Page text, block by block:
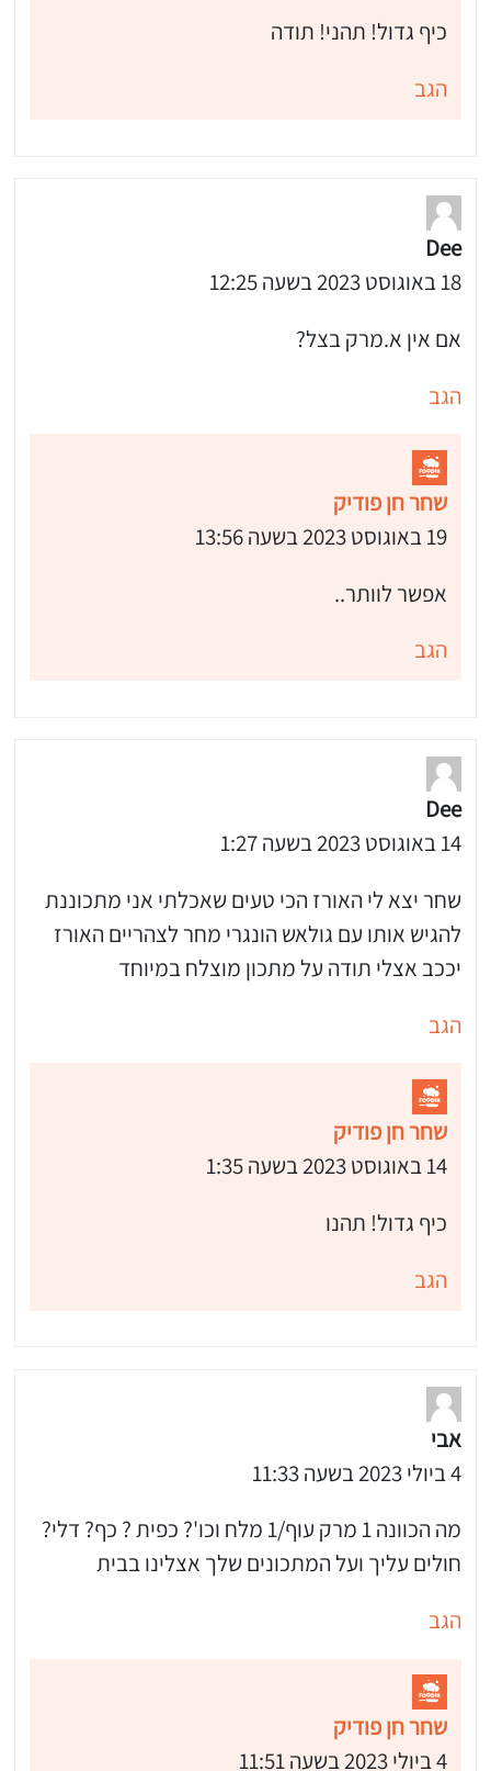
כיף גדול! תהני! תודה
הגב
Dee
18 באוגוסט 2023 בשעה 12:25
אם אין א.מרק בצל?
הגב
שחר חן פודיק
19 באוגוסט 2023 בשעה 13:56
אפשר לוותר..
הגב
Dee
14 באוגוסט 2023 בשעה 1:27
שחר יצא לי האורז הכי טעים שאכלתי אני מתכוננת
להגיש אותו עם גולאש הונגרי מחר לצהריים האורז
יככב אצלי תודה על מתכון מוצלח במיוחד
הגב
שחר חן פודיק
14 באוגוסט 2023 בשעה 1:35
כיף גדול! תהנו
הגב
אבי
4 ביולי 2023 בשעה 11:33
מה הכוונה 1 מרק עוף/1 מלח וכו'? כפית ? כף? דלי?
חולים עליך ועל המתכונים שלך אצלינו בבית
הגב
שחר חן פודיק
4 ביולי 2023 בשעה 11:51